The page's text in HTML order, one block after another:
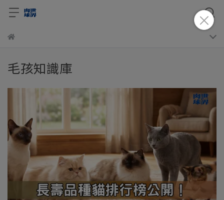
毛孩知識庫